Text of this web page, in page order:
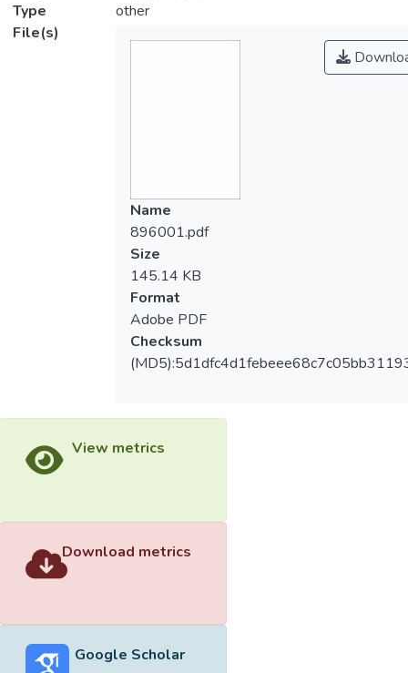
Type
other
File(s)
Name
896001.pdf
Size
145.14 KB
Format
Adobe PDF
Checksum
View metrics
Download metrics
Google Scholar